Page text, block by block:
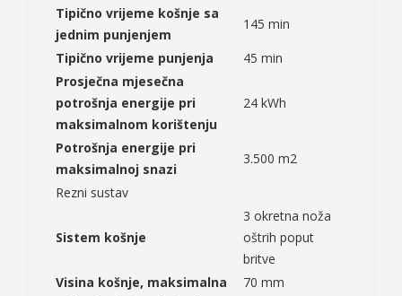
Tipično vrijeme košnje sa
jednim punjenjem
145 min
Tipično vrijeme punjenja
45 min
Prosječna mjesečna
potrošnja energije pri
maksimalnom korištenju
24 kWh
Potrošnja energije pri
maksimalnoj snazi
3.500 m2
Rezni sustav
Sistem košnje
3 okretna noža
oštrih poput
britve
Visina košnje, maksimalna
70 mm